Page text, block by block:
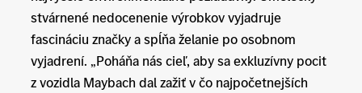
stvárnené nedocenenie výrobkov vyjadruje
fascináciu značky a spĺňa želanie po osobnom
vyjadrení. „Poháňa nás cieľ, aby sa exkluzívny pocit
z vozidla Maybach dal zažiť v čo najpočetnejších